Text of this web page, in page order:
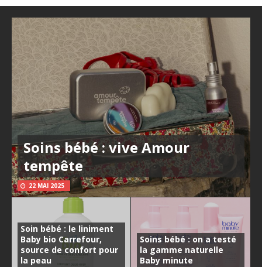
Soins bébé : vive Amour
tempête
22 MAI 2025
Soin bébé : le liniment
Baby bio Carrefour,
source de confort pour
la peau
Soins bébé : on a testé
la gamme naturelle
Baby minute